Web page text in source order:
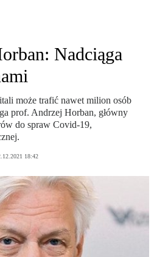
Nadciąga
może trafić nawet milion osób
prof. Andrzej Horban, główny
do spraw Covid-19,
18:42